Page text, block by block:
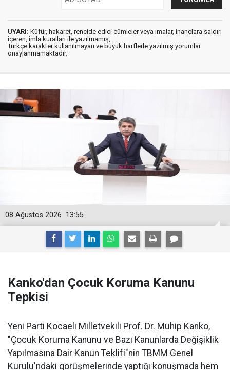
UYARI: Küfür, hakaret, rencide edici cümleler veya imalar, inançlara saldırı
içeren, imla kuralları ile yazılmamış,
Türkçe karakter kullanılmayan ve büyük harflerle yazılmış yorumlar
onaylanmamaktadır.
13:55
08 Ağustos 2026
Kanko'dan Çocuk Koruma Kanunu
Tepkisi
Yeni Parti Kocaeli Milletvekili Prof. Dr. Mühip Kanko,
"Çocuk Koruma Kanunu ve Bazı Kanunlarda Değişiklik
Yapılmasına Dair Kanun Teklifi"nin TBMM Genel
Kurulu'ndaki görüşmelerinde yaptığı konuşmada hem